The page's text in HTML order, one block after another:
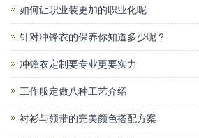
如何让职业装更加的职业化呢
针对冲锋衣的保养你知道多少呢？
冲锋衣定制要专业更要实力
工作服定做八种工艺介绍
衬衫与领带的完美颜色搭配方案